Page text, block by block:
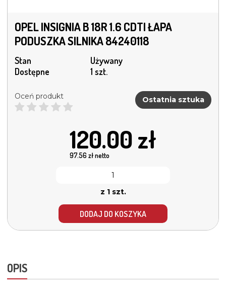
OPEL INSIGNIA B 18R 1.6 CDTI ŁAPA
PODUSZKA SILNIKA 84240118
Stan
Używany
Dostępne
1 szt.
Oceń produkt Ostatnia sztuka
120.00 zł
97.56zł netto
z 1 szt.
DODAJ DO KOSZYKA
OPIS